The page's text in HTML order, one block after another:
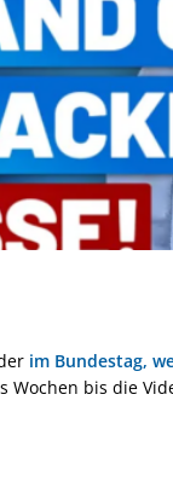
im Bundestag,
Wochen bis die